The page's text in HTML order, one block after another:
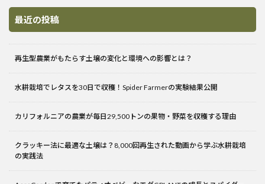
最近の投稿
再生型農業がもたらす土壌の変化と環境への影響とは？
水耕栽培でレタスを30日で収穫！Spider Farmerの実験結果公開
カリフォルニアの農業が毎日29,500トンの果物・野菜を収穫する理由
クラッキー法に最適な土壌は？8,000回再生された動画から学ぶ水耕栽培
の実践法